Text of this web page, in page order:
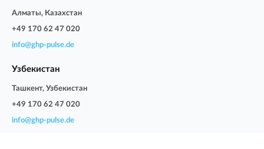
Алматы, Казахстан
+49 170 62 47 020
info@ghp-pulse.de
Узбекистан
Ташкент, Узбекистан
+49 170 62 47 020
info@ghp-pulse.de